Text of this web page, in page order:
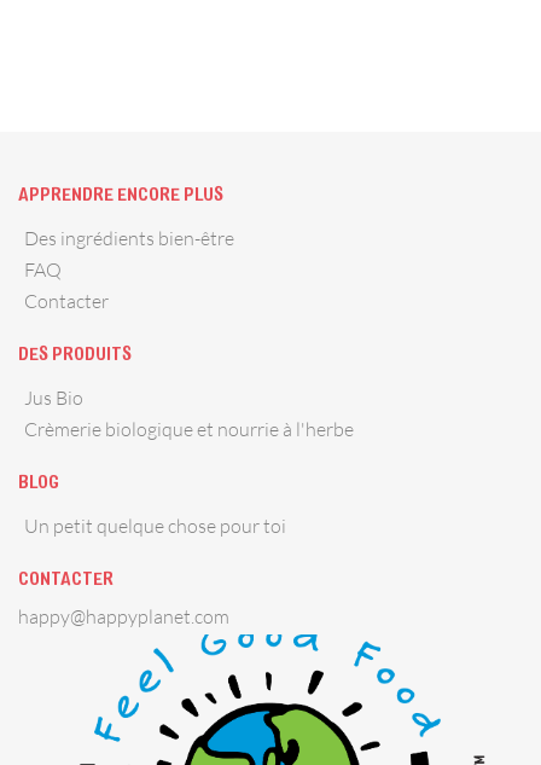
APPRENDRE ENCORE PLUS
Des ingrédients bien-être
FAQ
Contacter
DES PRODUITS
Jus Bio
Crèmerie biologique et nourrie à l'herbe
BLOG
Un petit quelque chose pour toi
CONTACTER
happy@happyplanet.com